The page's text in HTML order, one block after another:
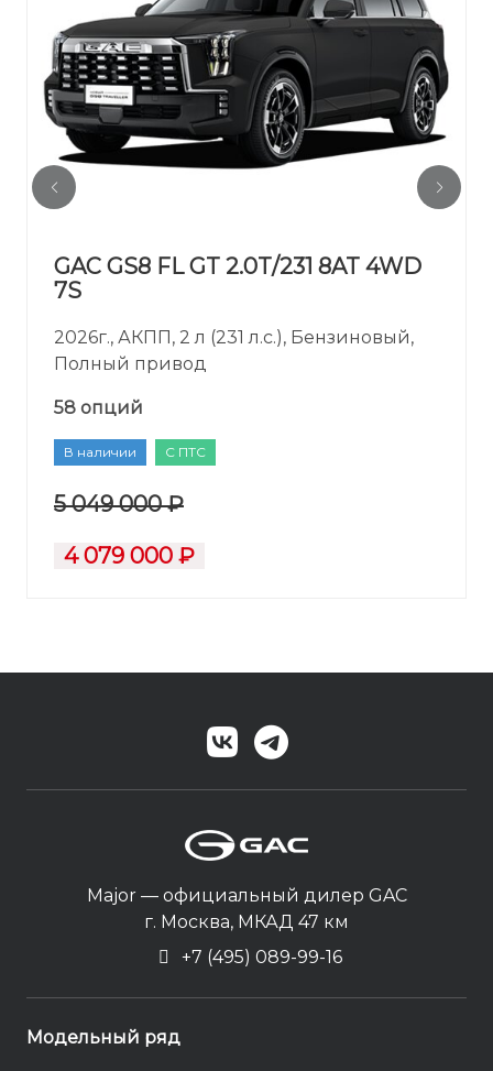
GAC GS8 FL GT 2.0T/231 8AT 4WD
7S
2026г., АКПП, 2 л (231 л.с.), Бензиновый,
Полный привод
58 опций
В наличии С ПТС
5 049 000 ₽
4 079 000 ₽
Major — официальный дилер GAC
г. Москва, МКАД 47 км
+7 (495) 089-99-16
Модельный ряд